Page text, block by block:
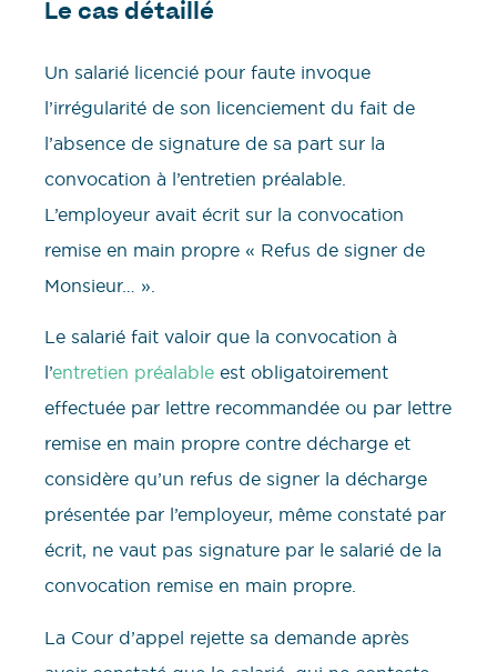
Le cas détaillé
Un salarié licencié pour faute invoque
l’irrégularité de son licenciement du fait de
l’absence de signature de sa part sur la
convocation à l’entretien préalable.
L’employeur avait écrit sur la convocation
remise en main propre « Refus de signer de
Monsieur… ».
Le salarié fait valoir que la convocation à
l’entretien préalable est obligatoirement
effectuée par lettre recommandée ou par lettre
remise en main propre contre décharge et
considère qu’un refus de signer la décharge
présentée par l’employeur, même constaté par
écrit, ne vaut pas signature par le salarié de la
convocation remise en main propre.
La Cour d’appel rejette sa demande après